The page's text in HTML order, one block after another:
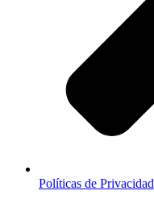
Políticas de Privacidad